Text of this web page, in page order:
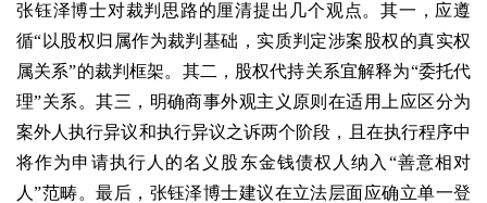
张钰泽博士对裁判思路的厘清提出几个观点。其一，应遵
循“以股权归属作为裁判基础，实质判定涉案股权的真实权
属关系”的裁判框架。其二，股权代持关系宜解释为“委托代
理”关系。其三，明确商事外观主义原则在适用上应区分为
案外人执行异议和执行异议之诉两个阶段，且在执行程序中
将作为申请执行人的名义股东金钱债权人纳入“善意相对
人”范畴。最后，张钰泽博士建议在立法层面应确立单一登